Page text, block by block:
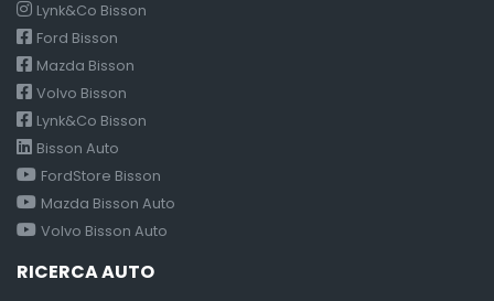
Lynk&Co Bisson
Ford Bisson
Mazda Bisson
Volvo Bisson
Lynk&Co Bisson
Bisson Auto
FordStore Bisson
Mazda Bisson Auto
Volvo Bisson Auto
RICERCA AUTO